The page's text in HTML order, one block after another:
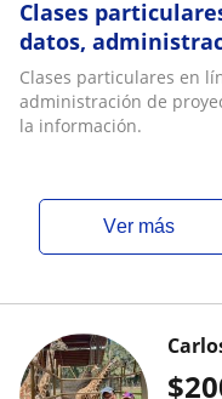
Clases
datos,
general de
Clases particulares en
administración de
la información.
ver más
$